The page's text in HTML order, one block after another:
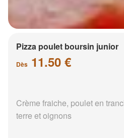
Pizza poulet boursin junior
Dès 11.50 €
Crème fraiche, poulet en
terre et oignons